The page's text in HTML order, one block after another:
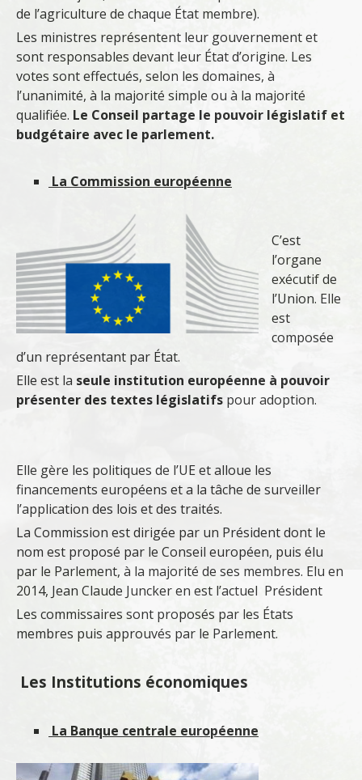
de l’agriculture de chaque État membre).
Les ministres représentent leur gouvernement et
sont responsables devant leur État d’origine. Les
votes sont effectués, selon les domaines, à
l’unanimité, à la majorité simple ou à la majorité
qualifiée. Le Conseil partage le pouvoir législatif et
budgétaire avec le parlement.
La Commission européenne
C’est
l’organe
exécutif de
l’Union. Elle
est
composée
d’un représentant par État.
Elle est la seule institution européenne à pouvoir
présenter des textes législatifs pour adoption.
Elle gère les politiques de l’UE et alloue les
financements européens et a la tâche de surveiller
l’application des lois et des traités.
La Commission est dirigée par un Président dont le
nom est proposé par le Conseil européen, puis élu
par le Parlement, à la majorité de ses membres. Elu en
2014, Jean Claude Juncker en est l’actuel Président
Les commissaires sont proposés par les États
membres puis approuvés par le Parlement.
Les Institutions économiques
La Banque centrale européenne